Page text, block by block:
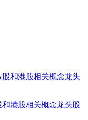
港股相关概念龙头股